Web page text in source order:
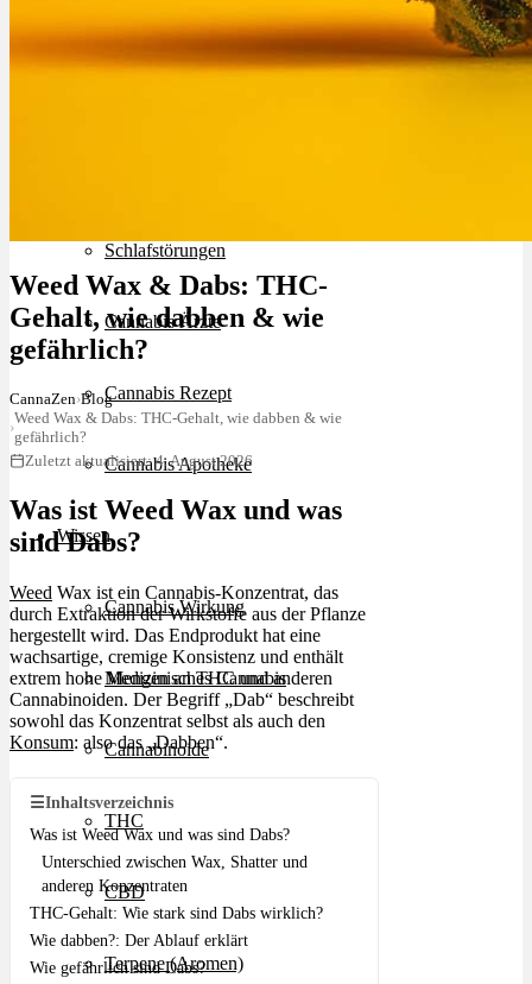
Angststörungen
Schlafstörungen
Cannabis Ärzte
Cannabis Rezept
Cannabis Apotheke
Wissen
Cannabis Wirkung
Medizinisches Cannabis
Cannabinoide
THC
CBD
Terpene (Aromen)
Weed Wax & Dabs: THC-
Gehalt, wie dabben & wie
gefährlich?
CannaZen›Blog
›
Weed Wax & Dabs: THC-Gehalt, wie dabben & wie
gefährlich?
Zuletzt aktualisiert: 4. August 2026
Was ist Weed Wax und was
sind Dabs?
Weed Wax ist ein Cannabis-Konzentrat, das
durch Extraktion der Wirkstoffe aus der Pflanze
hergestellt wird. Das Endprodukt hat eine
wachsartige, cremige Konsistenz und enthält
extrem hohe Mengen anTHCund anderen
Cannabinoiden. Der Begriff „Dab“ beschreibt
sowohl das Konzentrat selbst als auch den
Konsum: also das „Dabben“.
☰Inhaltsverzeichnis
Was ist Weed Wax und was sind Dabs?
Unterschied zwischen Wax, Shatter und
anderen Konzentraten
THC-Gehalt: Wie stark sind Dabs wirklich?
Wie dabben?: Der Ablauf erklärt
Wie gefährlich sind Dabs?